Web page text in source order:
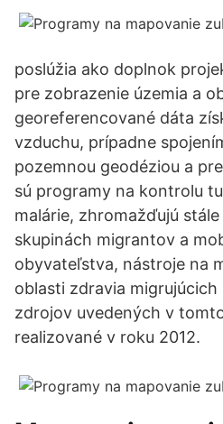
poslúžia ako doplnok
pre zobrazenie územia a
georeferencované dáta
vzduchu, prípadne
pozemnou geodéziou a
sú programy na kontrolu
malárie, zhromažďujú
skupinách migrantov a
obyvateľstva, nástroje na
oblasti zdravia
zdrojov uvedených v
realizované v roku 2012.